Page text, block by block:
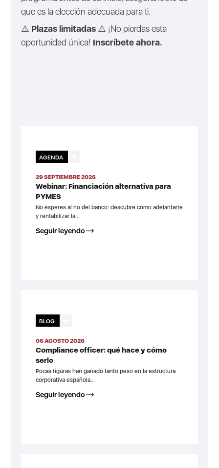
que es la elección adecuada para ti.
⚠️ Plazas limitadas⚠️ ¡No pierdas esta
oportunidad única! Inscríbete ahora.
AGENDA
29 SEPTIEMBRE 2026
Webinar: Financiación alternativa para
PYMES
No esperes al no del banco: descubre cómo adelantarte
y rentabilizar la...
Seguir leyendo
BLOG
06 AGOSTO 2026
Compliance officer: qué hace y cómo
serlo
Pocas figuras han ganado tanto peso en la estructura
corporativa española...
Seguir leyendo